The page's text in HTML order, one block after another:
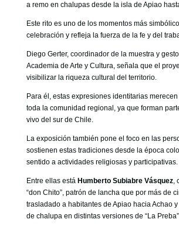
a remo en chalupas desde la isla de Apiao
Este rito es uno de los momentos más
celebración y refleja la fuerza de la fe y del
Diego Gerter, coordinador de la muestra y
Academia de Arte y Cultura, señala que el
visibilizar la riqueza cultural del territorio.
Para él, estas expresiones identitarias
toda la comunidad regional, ya que forman
vivo del sur de Chile.
La exposición también pone el foco en las
sostienen estas tradiciones desde la época
sentido a actividades religiosas y participativas.
Entre ellas está Humberto Subiabre Vásquez,
“don Chito”, patrón de lancha que por más de
trasladado a habitantes de Apiao hacia Achao y
de chalupa en distintas versiones de “La